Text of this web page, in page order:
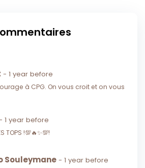
- 1 year before
à CPG. On vous croit et on vous
1 year before
TOPS !💯​🔥​✨​💯​!
Souleymane - 1 year before